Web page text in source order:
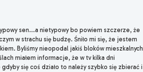
sen...a nietypowy bo powiem szczerze, że
w strachu się budzę. Śniło mi się, że jestem
Byliśmy nieopodal jakiś bloków mieszkalnych
miałem informacje, że w tv kilka dni
się coś działo to należy szybko się zbierać i